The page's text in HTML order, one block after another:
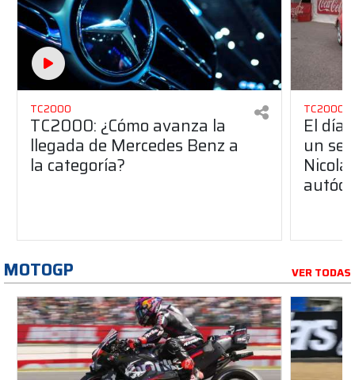
TC2000
TC2000: ¿Cómo avanza la
llegada de Mercedes Benz a
la categoría?
TC2000
El día
un
MOTOGP VER TODAS